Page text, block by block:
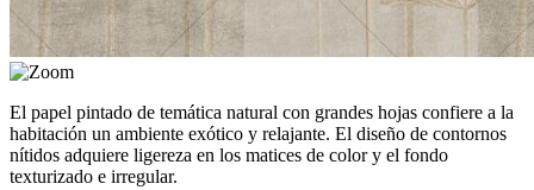
El papel pintado de temática natural con grandes hojas confiere a la
habitación un ambiente exótico y relajante. El diseño de contornos
nítidos adquiere ligereza en los matices de color y el fondo
texturizado e irregular.